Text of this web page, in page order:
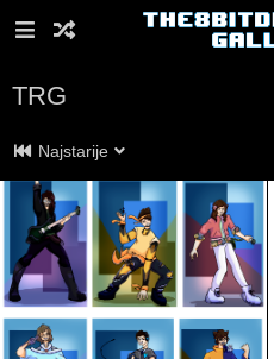
TRG
Najstarije